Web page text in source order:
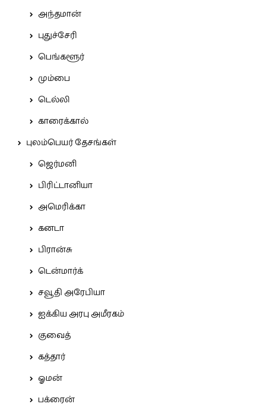
அந்தமான்
புதுச்சேரி
பெங்களூர்
மும்பை
டெல்லி
காரைக்கால்
புலம்பெயர் தேசங்கள்
ஜெர்மனி
பிரிட்டானியா
அமெரிக்கா
கனடா
பிரான்சு
டென்மார்க்
சவூதி அரேபியா
ஐக்கிய அரபு அமீரகம்
குவைத்
கத்தார்
ஓமன்
பக்ரைன்